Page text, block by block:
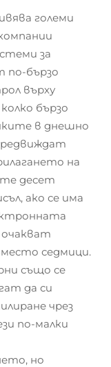
големи
за
по-бързо
върху
бързо
в днешно
на
десет
ако се има
седмици.
също се
да си
чрез
по-малки
но